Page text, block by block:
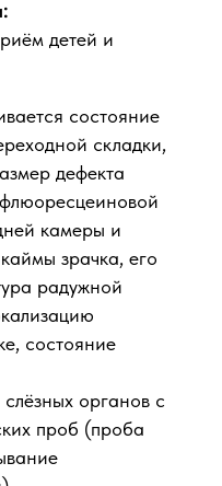
детей и
состояние
складки,
дефекта
камеры и
зрачка, его
радужной
состояние
органов с
проб (проба